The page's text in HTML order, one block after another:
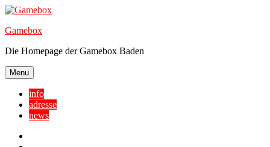
Skip
content
Gamebox
Die Homepage der Gamebox Baden
Menu
info
adresse
news